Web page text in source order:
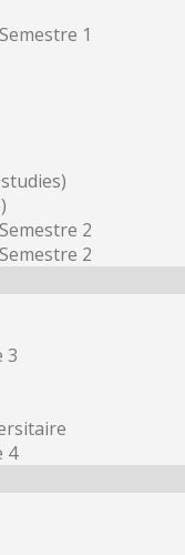
1
2
2
3
4